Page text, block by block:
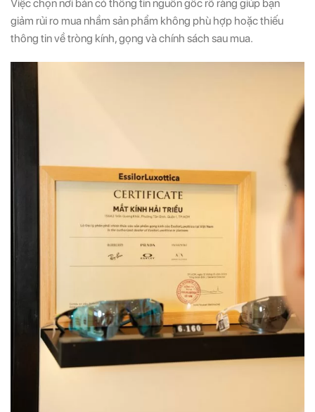
Việc chọn nơi bán có thông tin nguồn gốc rõ ràng giúp bạn
giảm rủi ro mua nhầm sản phẩm không phù hợp hoặc thiếu
thông tin về tròng kính, gọng và chính sách sau mua.